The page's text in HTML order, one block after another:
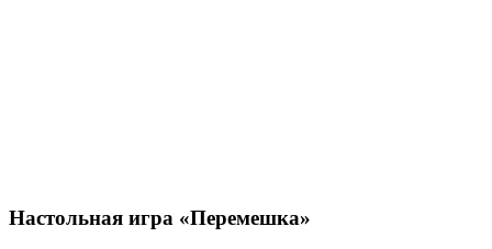
Настольная игра «Перемешка»